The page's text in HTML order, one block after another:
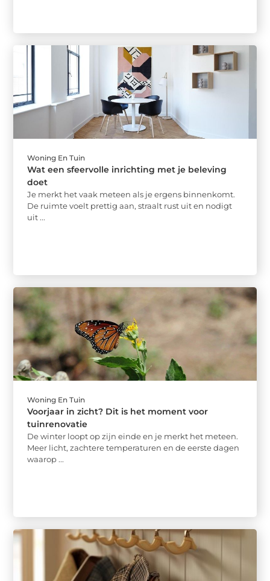
Woning En Tuin
Wat een sfeervolle inrichting met je beleving
doet
Je merkt het vaak meteen als je ergens binnenkomt.
De ruimte voelt prettig aan, straalt rust uit en nodigt
uit ...
Woning En Tuin
Voorjaar in zicht? Dit is het moment voor
tuinrenovatie
De winter loopt op zijn einde en je merkt het meteen.
Meer licht, zachtere temperaturen en de eerste dagen
waarop ...